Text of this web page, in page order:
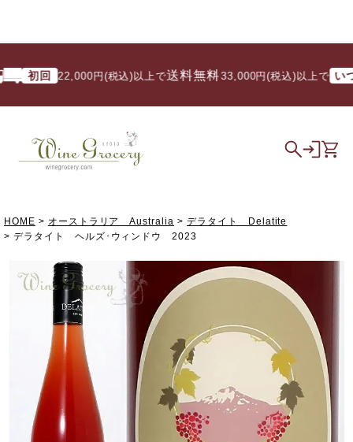
初回 22,000円(税込)以上で 送料無料/ 33,000円(税込)以上で いつで
HOME オーストラリア Australia
デラタイト Delatite
デラタイト ヘルズ･ウィンドウ 2023